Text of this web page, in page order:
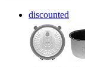
discounted